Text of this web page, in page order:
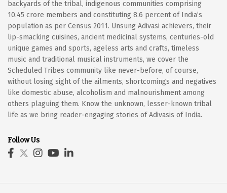
backyards of the tribal, indigenous communities comprising
10.45 crore members and constituting 8.6 percent of India’s
population as per Census 2011. Unsung Adivasi achievers, their
lip-smacking cuisines, ancient medicinal systems, centuries-old
unique games and sports, ageless arts and crafts, timeless
music and traditional musical instruments, we cover the
Scheduled Tribes community like never-before, of course,
without losing sight of the ailments, shortcomings and negatives
like domestic abuse, alcoholism and malnourishment among
others plaguing them. Know the unknown, lesser-known tribal
life as we bring reader-engaging stories of Adivasis of India.
Follow Us